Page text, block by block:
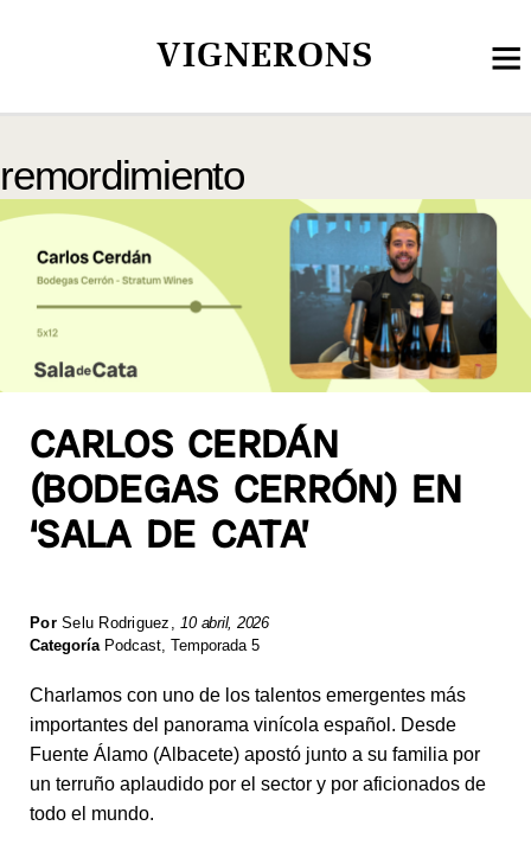
VIGNERONS
remordimiento
CARLOS CERDÁN
(BODEGAS CERRÓN) EN
‘SALA DE CATA’
PorSelu Rodriguez
10 abril, 2026
Categoría Podcast, Temporada 5
Charlamos con uno de los talentos emergentes más
importantes del panorama vinícola español. Desde
Fuente Álamo (Albacete) apostó junto a su familia por
un terruño aplaudido por el sector y por aficionados de
todo el mundo.